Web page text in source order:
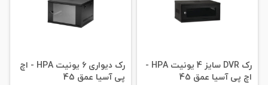
رک DVR سایز 4 یونیت HPA -
اچ پی آسیا عمق 45
رک دیواری 6 یونیت HPA - اچ
پی آسیا عمق 45